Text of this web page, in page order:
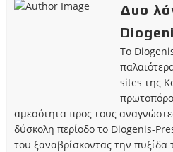
Δυο
Το
sites της
αμεσότητα προς τους
δύσκολη περίοδο το Diogenis-
του ξαναβρίσκοντας την